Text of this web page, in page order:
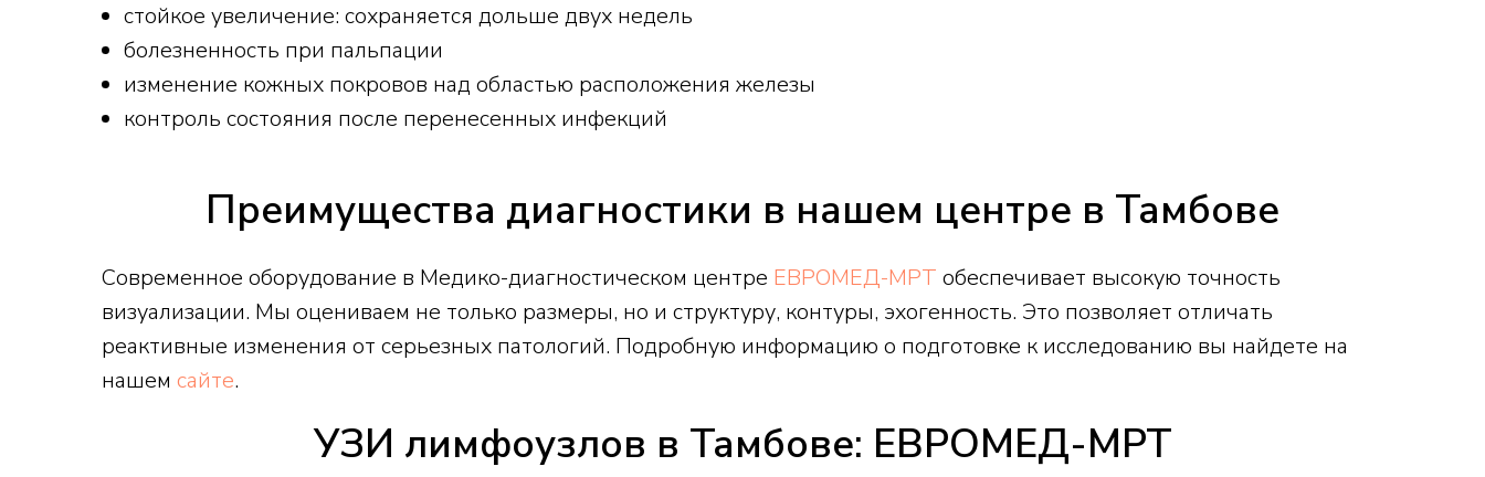
стойкое увеличение: сохраняется дольше двух недель
болезненность при пальпации
изменение кожных покровов над областью расположения железы
контроль состояния после перенесенных инфекций
Преимущества диагностики в нашем центре в Тамбове
Современное оборудование в Медико-диагностическом центре ЕВРОМЕД-МРТ обеспечивает высокую точность
визуализации. Мы оцениваем не только размеры, но и структуру, контуры, эхогенность. Это позволяет отличать
реактивные изменения от серьезных патологий. Подробную информацию о подготовке к исследованию вы найдете на
нашем сайте.
УЗИ лимфоузлов в Тамбове: ЕВРОМЕД-МРТ